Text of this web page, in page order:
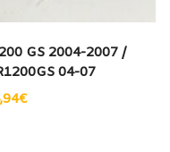
GS 2004-2007 /
04-07
€